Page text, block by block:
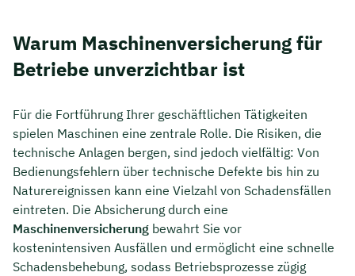
Warum Maschinenversicherung für
Betriebe unverzichtbar ist
Für die Fortführung Ihrer geschäftlichen Tätigkeiten
spielen Maschinen eine zentrale Rolle. Die Risiken, die
technische Anlagen bergen, sind jedoch vielfältig: Von
Bedienungsfehlern über technische Defekte bis hin zu
Naturereignissen kann eine Vielzahl von Schadensfällen
eintreten. Die Absicherung durch eine
Maschinenversicherung bewahrt Sie vor
kostenintensiven Ausfällen und ermöglicht eine schnelle
Schadensbehebung, sodass Betriebsprozesse zügig